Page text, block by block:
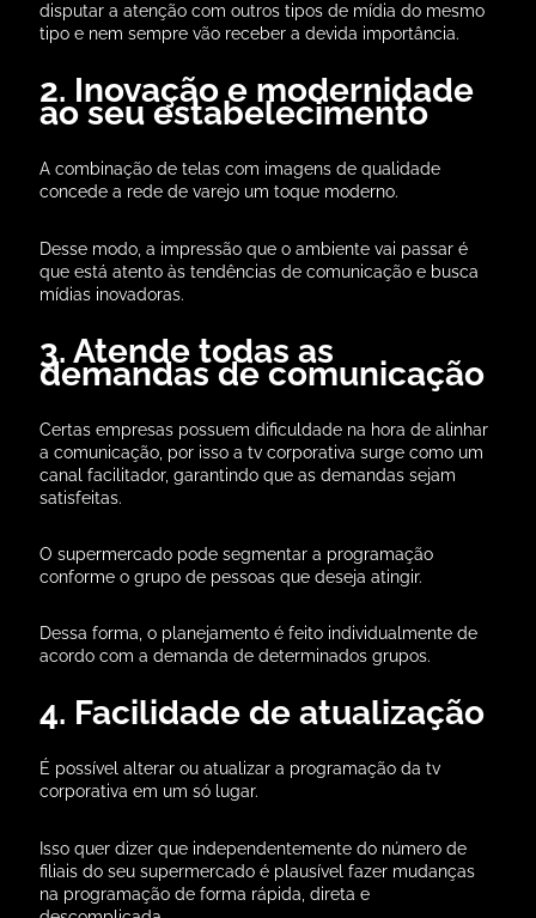
disputar a atenção com outros tipos de mídia do mesmo
tipo e nem sempre vão receber a devida importância.
2. Inovação e modernidade
ao seu estabelecimento
A combinação de telas com imagens de qualidade
concede a rede de varejo um toque moderno.
Desse modo, a impressão que o ambiente vai passar é
que está atento às tendências de comunicação e busca
mídias inovadoras.
3. Atende todas as
demandas de comunicação
Certas empresas possuem dificuldade na hora de alinhar
a comunicação, por isso a tv corporativa surge como um
canal facilitador, garantindo que as demandas sejam
satisfeitas.
O supermercado pode segmentar a programação
conforme o grupo de pessoas que deseja atingir.
Dessa forma, o planejamento é feito individualmente de
acordo com a demanda de determinados grupos.
4. Facilidade de atualização
É possível alterar ou atualizar a programação da tv
corporativa em um só lugar.
Isso quer dizer que independentemente do número de
filiais do seu supermercado é plausível fazer mudanças
na programação de forma rápida, direta e